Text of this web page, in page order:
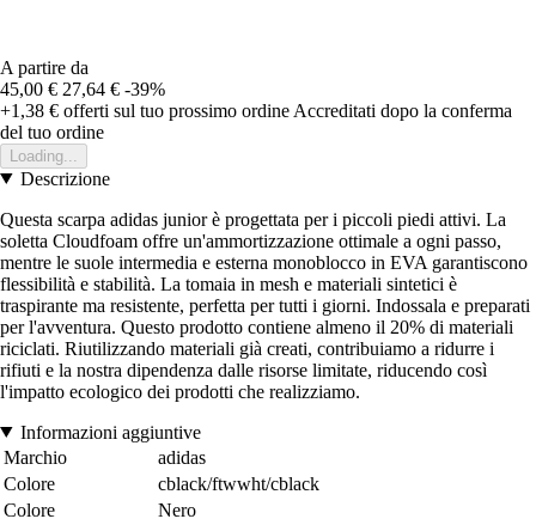
A partire da
45,00 € 27,64 € -39%
+1,38 € offerti sul tuo prossimo ordine Accreditati dopo la conferma
del tuo ordine
Loading...
Descrizione
Questa scarpa adidas junior è progettata per i piccoli piedi attivi. La
soletta Cloudfoam offre un'ammortizzazione ottimale a ogni passo,
mentre le suole intermedia e esterna monoblocco in EVA garantiscono
flessibilità e stabilità. La tomaia in mesh e materiali sintetici è
traspirante ma resistente, perfetta per tutti i giorni. Indossala e preparati
per l'avventura. Questo prodotto contiene almeno il 20% di materiali
riciclati. Riutilizzando materiali già creati, contribuiamo a ridurre i
rifiuti e la nostra dipendenza dalle risorse limitate, riducendo così
l'impatto ecologico dei prodotti che realizziamo.
Informazioni aggiuntive
Marchio
adidas
Colore
cblack/ftwwht/cblack
Colore
Nero